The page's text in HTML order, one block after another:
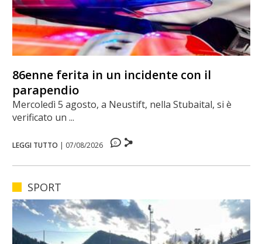
86enne ferita in un incidente con il
parapendio
Mercoledì 5 agosto, a Neustift, nella Stubaital, si è
verificato un ...
LEGGI TUTTO | 07/08/2026 0
SPORT